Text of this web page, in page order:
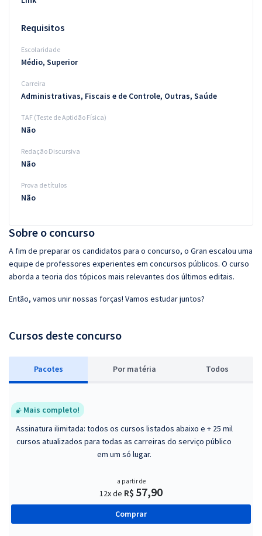
Sobre o concurso
A fim de preparar os candidatos para o concurso, o Gran escalou uma
equipe de professores experientes em concursos públicos. O curso
aborda a teoria dos tópicos mais relevantes dos últimos editais.
Então, vamos unir nossas forças! Vamos estudar juntos?
Cursos deste concurso
Pacotes Por matéria Todos
Mais completo!
Assinatura ilimitada: todos os cursos listados abaixo e + 25 mil
cursos atualizados para todas as carreiras do serviço público
em um só lugar.
a partir de
12x de R$ 57,90
Comprar
Requisitos
Escolaridade
Médio, Superior
Carreira
Administrativas, Fiscais e de Controle, Outras, Saúde
TAF (Teste de Aptidão Física)
Não
Redação Discursiva
Não
Prova de títulos
Não